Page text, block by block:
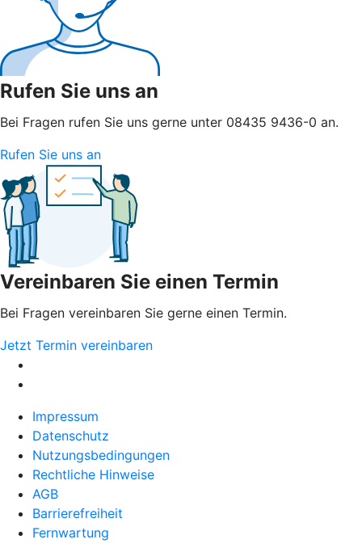
Rufen Sie uns an
Bei Fragen rufen Sie uns gerne unter 08435 9436-0 an.
Rufen Sie uns an
Vereinbaren Sie einen Termin
Bei Fragen vereinbaren Sie gerne einen Termin.
Jetzt Termin vereinbaren
Impressum
Datenschutz
Nutzungsbedingungen
Rechtliche Hinweise
AGB
Barrierefreiheit
Fernwartung